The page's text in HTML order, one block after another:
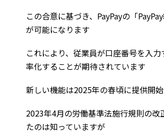
この合意に基づき、PayPayの「
が可能になります
これにより、従業員が口座番号を入
率化することが期待されています
新しい機能は2025年の春頃に提供開
2023年4月の労働基準法施行規則の
たのは知っていますが